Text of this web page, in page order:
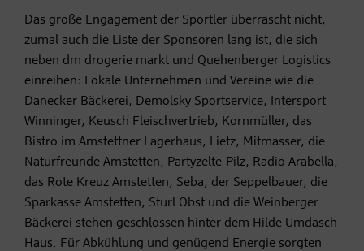
Das große Engagement der Sportler überrascht nicht,
zumal auch die Liste der Sponsoren lang ist, die sich
neben dm drogerie markt und Quehenberger Logistics
einreihen: Lokale Unternehmen und Vereine wie die
Danecker Bäckerei, Demolsky Sportservice, Intersport
Winninger, Keusch Fleischvertrieb, Kornmüller, das
Bistro im Amstettner Lagerhaus, Lietz, Mitmasser, die
Naturfreunde Amstetten, Partyzelte-Pilz, Radio Arabella,
das Rote Kreuz Amstetten, Seba, der Seppelbauer, die
Sparkasse Amstetten, Sturl Obst und die Weinberger
Bäckerei stehen geschlossen hinter dem Hilde Umdasch
Haus. Für Abkühlung und genügend Energie sorgten